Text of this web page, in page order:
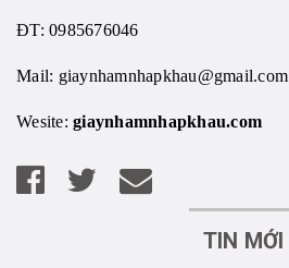
ĐT: 0985676046
Mail: giaynhamnhapkhau@gmail.com
Wesite: giaynhamnhapkhau.com
TIN MỚI